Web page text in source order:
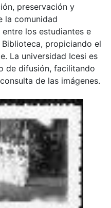
preservación y
la comunidad
los estudiantes e
propiciando el
La universidad Icesi es
de difusión, facilitando
de las imágenes.